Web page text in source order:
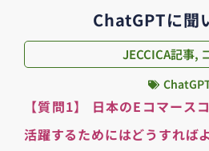
ChatGPTに聞
JECCICA記事,
【質問1】 日本のEコマース
活躍するためにはどうすれば